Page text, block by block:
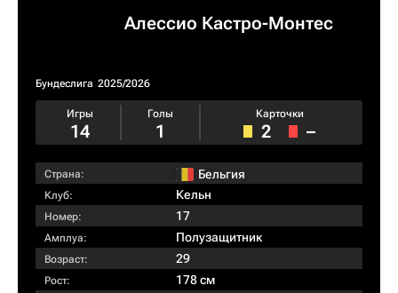
Алессио Кастро-Монтес
Бундеслига 2025/2026
Игры
14
Голы
1
Карточки
2 –
Страна: Бельгия
Клуб: Кельн
Номер: 17
Амплуа: Полузащитник
Возраст: 29
Рост: 178 см